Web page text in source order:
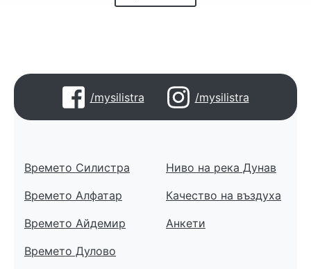
/mysilistra /mysilistra
Времето Силистра
Времето Алфатар
Времето Айдемир
Времето Дулово
Ниво на река Дунав
Качество на въздуха
Анкети